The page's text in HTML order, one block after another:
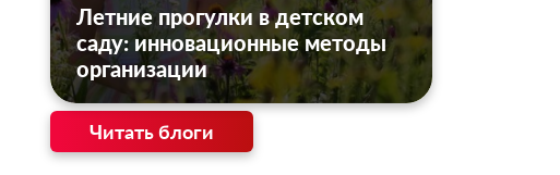
Летние прогулки в детском
саду: инновационные методы
организации
Читать блоги